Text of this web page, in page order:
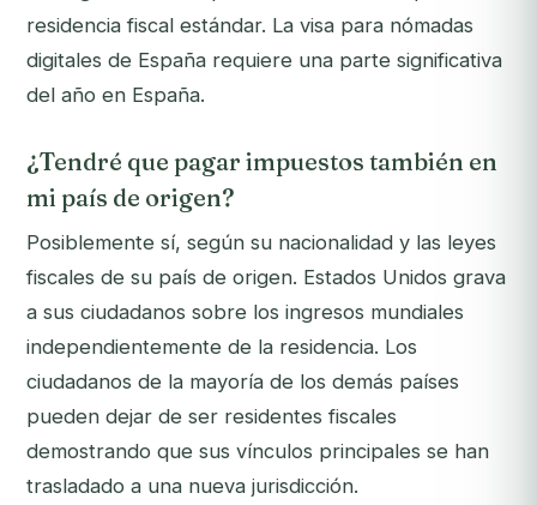
residencia fiscal estándar. La visa para nómadas
digitales de España requiere una parte significativa
del año en España.
¿Tendré que pagar impuestos también en
mi país de origen?
Posiblemente sí, según su nacionalidad y las leyes
fiscales de su país de origen. Estados Unidos grava
a sus ciudadanos sobre los ingresos mundiales
independientemente de la residencia. Los
ciudadanos de la mayoría de los demás países
pueden dejar de ser residentes fiscales
demostrando que sus vínculos principales se han
trasladado a una nueva jurisdicción.